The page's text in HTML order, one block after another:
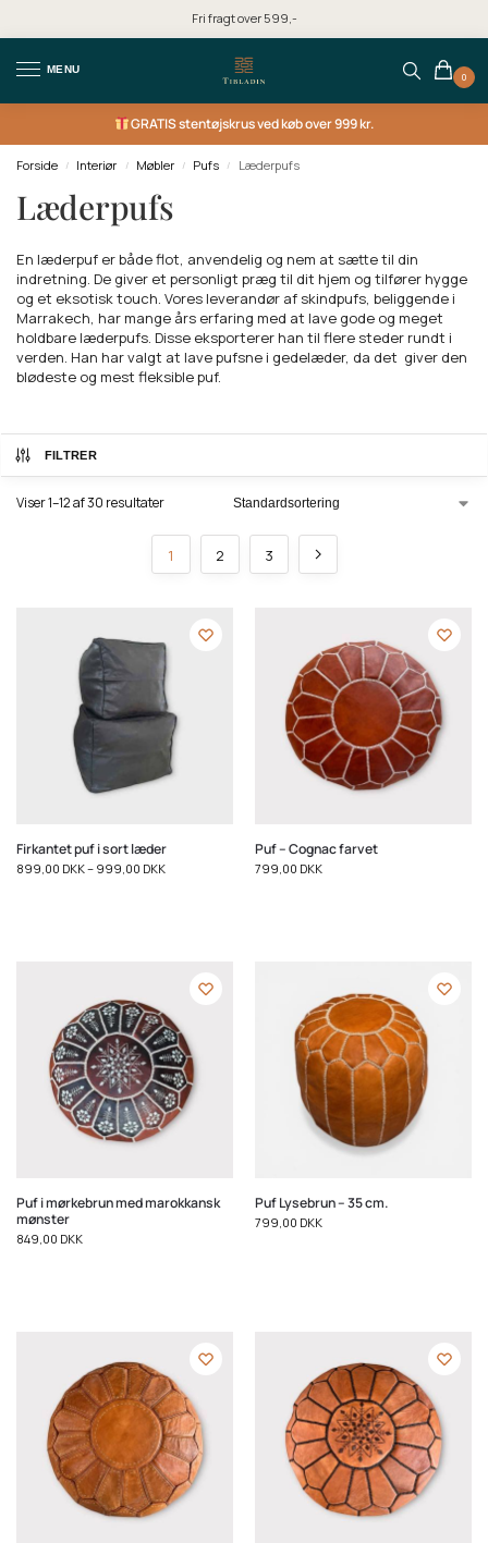
Fri fragt over 599,-
MENU
0
GRATISstentøjskrus ved køb over 999 kr.
Forside / Interiør / Møbler / Pufs / Læderpufs
Læderpufs
En læderpuf er både flot, anvendelig og nem at sætte til din
indretning. De giver et personligt præg til dit hjem og tilfører hygge
og et eksotisk touch. Vores leverandør af skindpufs, beliggende i
Marrakech, har mange års erfaring med at lave gode og meget
holdbare læderpufs. Disse eksporterer han til flere steder rundt i
verden. Han har valgt at lave pufsne i gedelæder, da det giver den
blødeste og mest fleksible puf.
FILTRER
Viser 1–12 af 30 resultater
1 2 3
Firkantet puf i sort læder
899,00 DKK– 999,00 DKK
Puf – Cognac farvet
799,00 DKK
Puf i mørkebrun med marokkansk
mønster
849,00 DKK
Puf Lysebrun – 35 cm.
799,00 DKK